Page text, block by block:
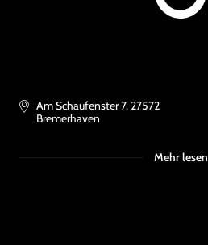
Am Schaufenster 7,27572
Bremerhaven
Mehr lesen